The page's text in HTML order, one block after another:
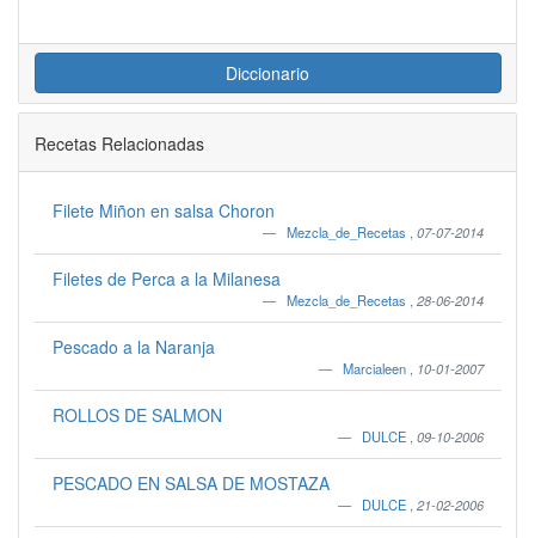
Diccionario
Recetas Relacionadas
Filete Miñon en salsa Choron
Mezcla_de_Recetas 07-07-2014
Filetes de Perca a la Milanesa
Mezcla_de_Recetas 28-06-2014
Pescado a la Naranja
Marcialeen 10-01-2007
ROLLOS DE SALMON
DULCE 09-10-2006
PESCADO EN SALSA DE MOSTAZA
DULCE 21-02-2006